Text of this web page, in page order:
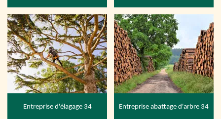
Entreprise d'élagage 34 Entreprise abattage d'arbre 34